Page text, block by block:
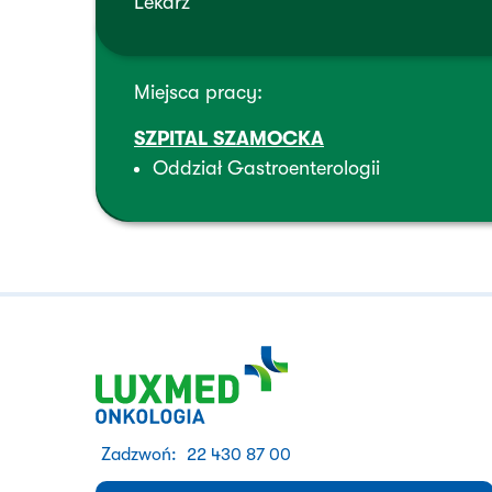
Miejsca pracy:
SZPITAL SZAMOCKA
Oddział Gastroenterologii
Zadzwoń: 22 430 87 00